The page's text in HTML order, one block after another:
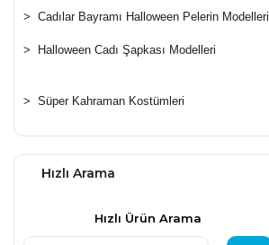
> Cadılar Bayramı Halloween Pelerin Modelleri
> Halloween Cadı Şapkası Modelleri
> Süper Kahraman Kostümleri
Hızlı Arama
Hızlı Ürün Arama